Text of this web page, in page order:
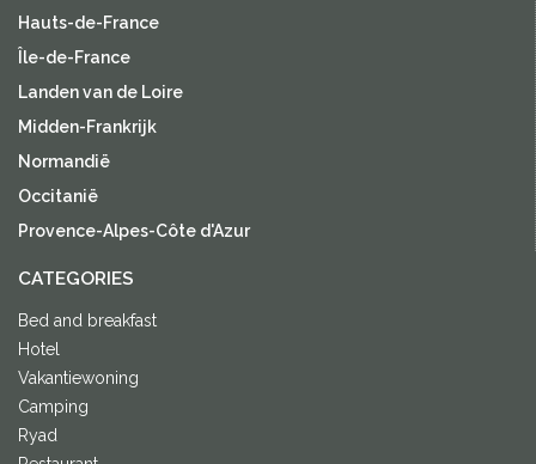
Hauts-de-France
Île-de-France
Landen van de Loire
Midden-Frankrijk
Normandië
Occitanië
Provence-Alpes-Côte d'Azur
CATEGORIES
Bed and breakfast
Hotel
Vakantiewoning
Camping
Ryad